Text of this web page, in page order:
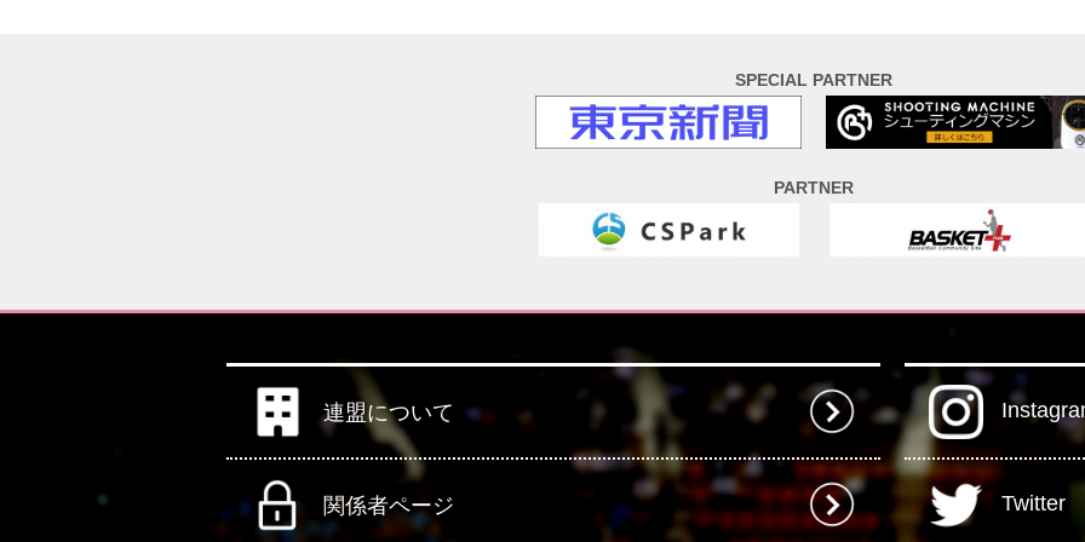
SPECIAL PARTNER
PARTNER
連盟について
関係者ページ Twitter